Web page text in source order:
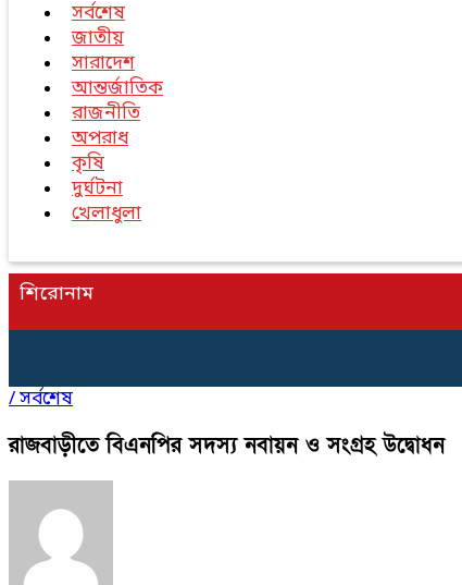
সর্বশেষ
জাতীয়
সারাদেশ
আন্তর্জাতিক
রাজনীতি
অপরাধ
কৃষি
দুর্ঘটনা
খেলাধুলা
শিরোনাম
/সর্বশেষ
রাজবাড়ীতে বিএনপির সদস্য নবায়ন ও সংগ্রহ উদ্বোধন